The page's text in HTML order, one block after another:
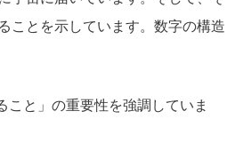
ことを示しています。数字の構造
こと」の重要性を強調していま